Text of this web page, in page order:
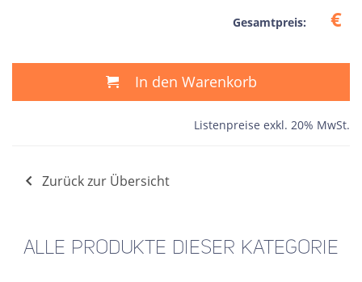
Gesamtpreis: €
In den Warenkorb
Listenpreise exkl. 20% MwSt.
Zurück zur Übersicht
ALLE PRODUKTE DIESER KATEGORIE